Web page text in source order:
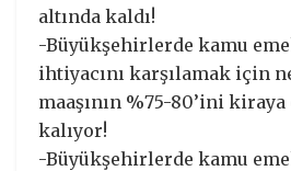
altında kaldı!
-Büyükşehirlerde kamu
ihtiyacını karşılamak için
maaşının %75-80’ini
kalıyor!
-Büyükşehirlerde kamu